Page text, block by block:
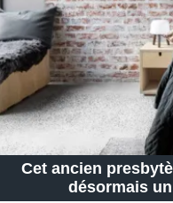
Cet ancien
désormais